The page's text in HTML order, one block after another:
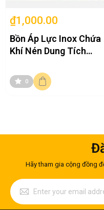
₫1,000.00
Bồn Áp Lực Inox Chứa
Khí Nén Dung Tích
Làm Việc 10 Bar
0
Hãy tham gia cộng đồng
Sign
Up
for